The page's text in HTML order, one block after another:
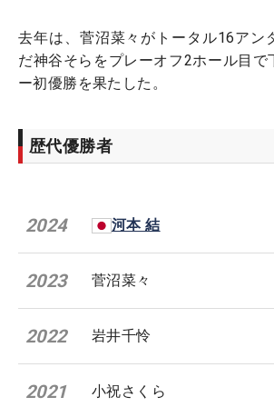
去年は、菅沼菜々がトータル16アン
だ神谷そらをプレーオフ2ホール目で
ー初優勝を果たした。
歴代優勝者
2024 河本 結
2023 菅沼菜々
2022 岩井千怜
2021 小祝さくら